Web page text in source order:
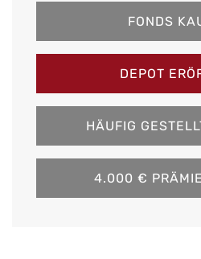
FONDS
DEPOT
HÄUFIG
4.000 €